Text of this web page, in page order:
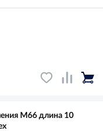
M66 длина 10